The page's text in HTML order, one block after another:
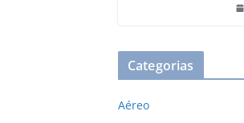
Categorias
Aéreo